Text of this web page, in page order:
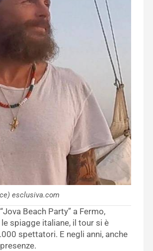
esclusiva.com
Beach Party” a Fermo,
spiagge italiane, il tour si è
spettatori. E negli anni, anche